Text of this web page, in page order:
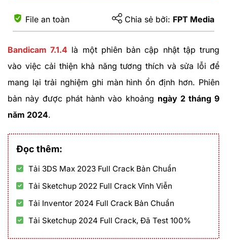
File an toàn Chia sẻ bởi: FPT Media
Bandicam 7.1.4 là một phiên bản cập nhật tập trung
vào việc cải thiện khả năng tương thích và sửa lỗi để
mang lại trải nghiệm ghi màn hình ổn định hơn. Phiên
bản này được phát hành vào khoảng ngày 2 tháng 9
năm 2024.
Đọc thêm:
Tải 3DS Max 2023 Full Crack Bản Chuẩn
Tải Sketchup 2022 Full Crack Vĩnh Viễn
Tải Inventor 2024 Full Crack Bản Chuẩn
Tải Sketchup 2024 Full Crack, Đã Test 100%